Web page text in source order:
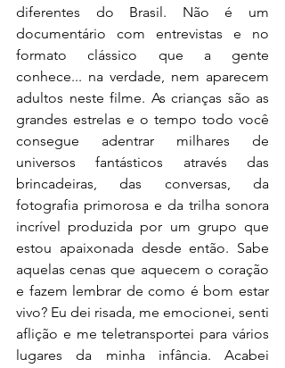
diferentes do Brasil. Não é um
documentário com entrevistas e no
formato clássico que a gente
conhece... na verdade, nem aparecem
adultos neste filme. As crianças são as
grandes estrelas e o tempo todo você
consegue adentrar milhares de
universos fantásticos através das
brincadeiras, das conversas, da
fotografia primorosa e da trilha sonora
incrível produzida por um grupo que
estou apaixonada desde então. Sabe
aquelas cenas que aquecem o coração
e fazem lembrar de como é bom estar
vivo? Eu dei risada, me emocionei, senti
aflição e me teletransportei para vários
lugares da minha infância. Acabei